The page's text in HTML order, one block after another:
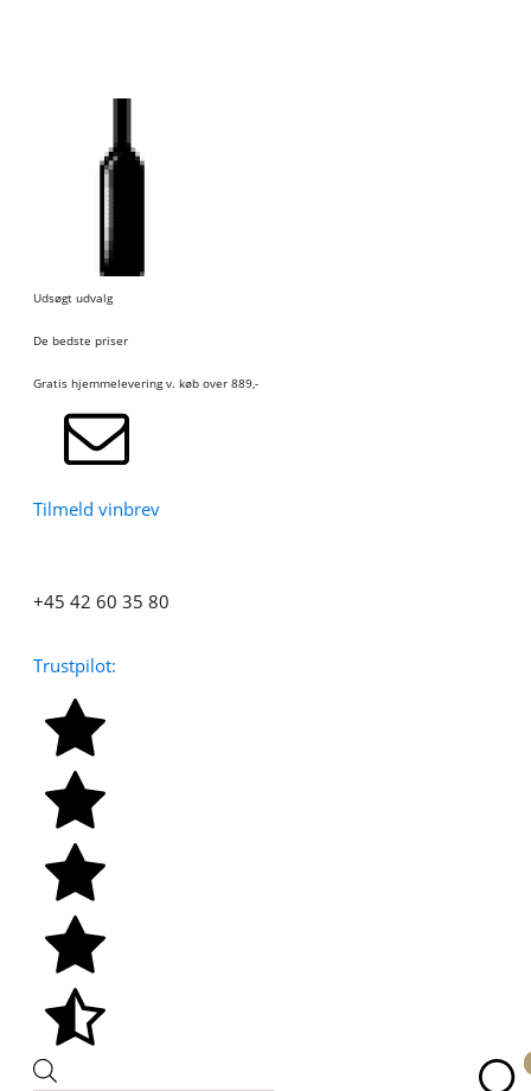
Udsøgt udvalg
De bedste priser
Gratis hjemmelevering v. køb over 889,-
Tilmeld vinbrev
+45 42 60 35 80
Trustpilot:
Products